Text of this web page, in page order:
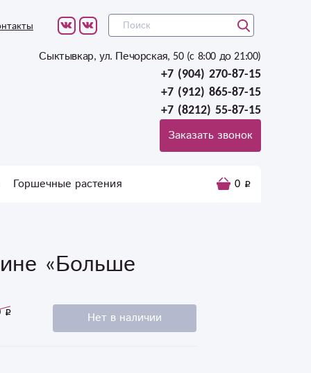
Сыктывкар, ул. Печорская, 50 (c 8:00 до 21:00)
+7 (904) 270-87-15
+7 (912) 865-87-15
+7 (8212) 55-87-15
Заказать звонок
Горшечные растения 0
«Больше
Нет в наличии